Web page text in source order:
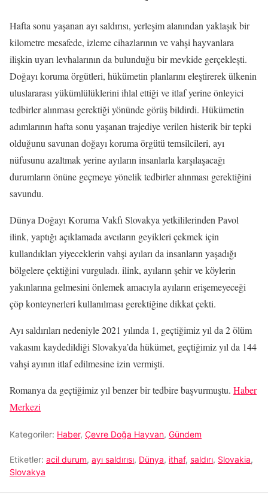
Hafta sonu yaşanan ayı saldırısı, yerleşim alanından yaklaşık bir
kilometre mesafede, izleme cihazlarının ve vahşi hayvanlara
ilişkin uyarı levhalarının da bulunduğu bir mevkide gerçekleşti.
Doğayı koruma örgütleri, hükümetin planlarını eleştirerek ülkenin
uluslararası yükümlülüklerini ihlal ettiği ve itlaf yerine önleyici
tedbirler alınması gerektiği yönünde görüş bildirdi. Hükümetin
adımlarının hafta sonu yaşanan trajediye verilen histerik bir tepki
olduğunu savunan doğayı koruma örgütü temsilcileri, ayı
nüfusunu azaltmak yerine ayıların insanlarla karşılaşacağı
durumların önüne geçmeye yönelik tedbirler alınması gerektiğini
savundu.
Dünya Doğayı Koruma Vakfı Slovakya yetkililerinden Pavol
ilink, yaptığı açıklamada avcıların geyikleri çekmek için
kullandıkları yiyeceklerin vahşi ayıları da insanların yaşadığı
bölgelere çektiğini vurguladı. ilink, ayıların şehir ve köylerin
yakınlarına gelmesini önlemek amacıyla ayıların erişemeyeceği
çöp konteynerleri kullanılması gerektiğine dikkat çekti.
Ayı saldırıları nedeniyle 2021 yılında 1, geçtiğimiz yıl da 2 ölüm
vakasını kaydedildiği Slovakya’da hükümet, geçtiğimiz yıl da 144
vahşi ayının itlaf edilmesine izin vermişti.
Romanya da geçtiğimiz yıl benzer bir tedbire başvurmuştu. Haber
Merkezi
Kategoriler: Haber, Çevre Doğa Hayvan, Gündem
Etiketler: acil durum, ayı saldırısı, Dünya, ithaf, saldırı, Slovakia,
Slovakya